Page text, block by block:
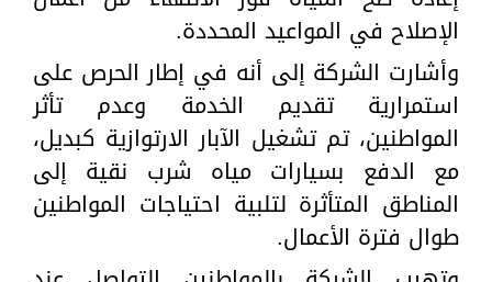
الإصلاح في المواعيد المحددة.
وأشارت الشركة إلى أنه في إطار الحرص على
استمرارية تقديم الخدمة وعدم تأثر
المواطنين، تم تشغيل الآبار الارتوازية كبديل،
مع الدفع بسيارات مياه شرب نقية إلى
المناطق المتأثرة لتلبية احتياجات المواطنين
طوال فترة الأعمال.